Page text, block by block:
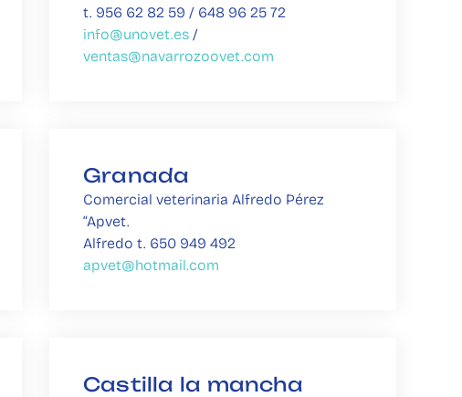
t. 956 62 82 59 / 648 96 25 72
info@unovet.es
ventas@navarrozoovet.com
Granada
Comercial veterinaria Alfredo Pérez
“Apvet.
Alfredo t. 650 949 492
apvet@hotmail.com
Castilla la mancha